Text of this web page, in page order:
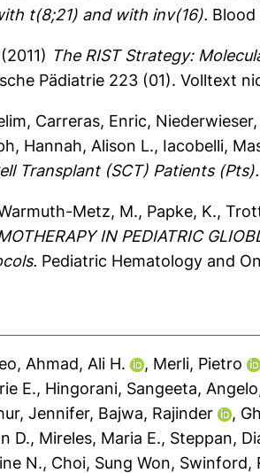
t(8;21) and with inv(16).
(2011) The RIST Strategy:
Pädiatrie 223 (01). Volltext
, Carreras, Enric,
, Hannah, Alison L., Iacobelli,
Transplant (SCT) Patients (Pts).
Metz, M., Papke, K.,
IN PEDIATRIC
Pediatric Hematology and
, Ahmad, Ali H. , Merli, Pietro
E., Hingorani, Sangeeta,
Jennifer, Bajwa, Rajinder ,
D., Mireles, Maria E., Steppan,
N., Choi, Sung Won, Swinford,